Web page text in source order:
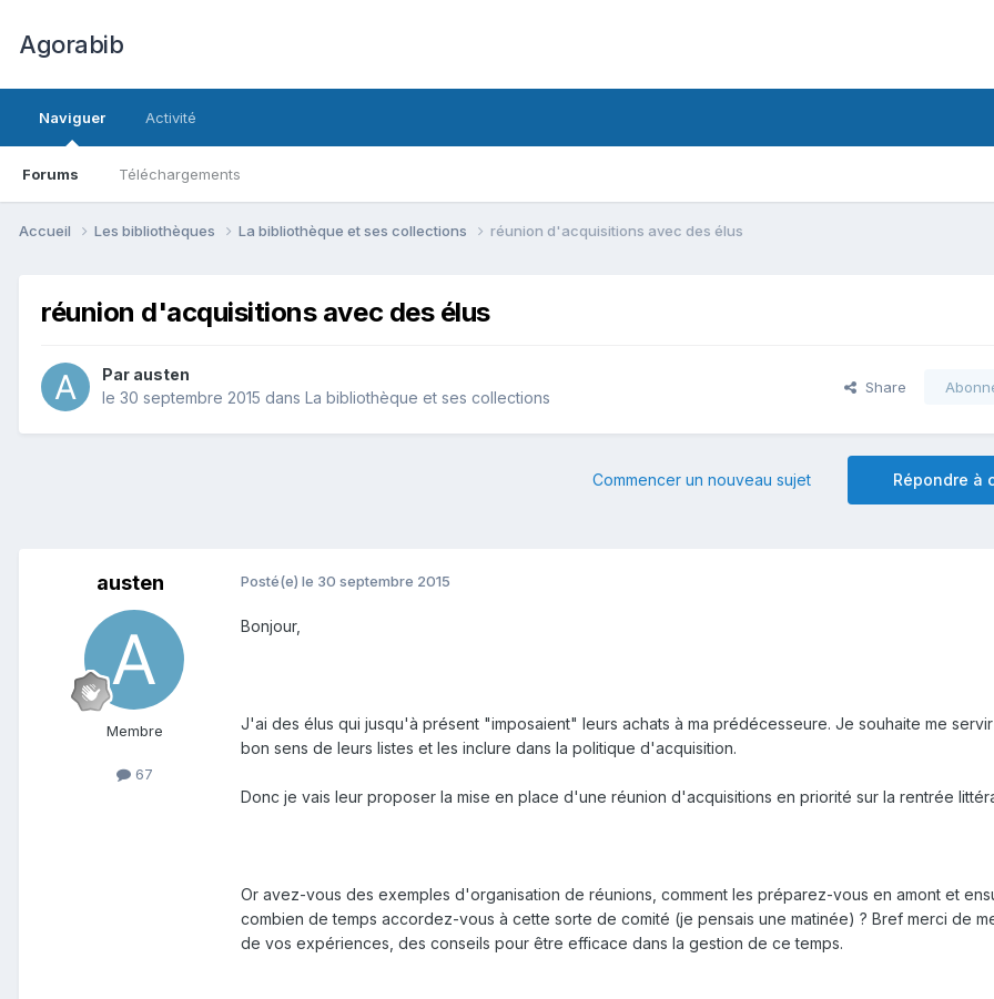
Agorabib
Naviguer
Forums Téléchargements
Activité
Accueil Les bibliothèques La bibliothèque et ses collections réunion d'acquisitions avec des élus
réunion d'acquisitions avec des élus
Par austen
le 30 septembre 2015 dans La bibliothèque et ses collections
Share
Répondre à
Commencer un nouveau sujet
austen
Membre
67
Posté(e) le 30 septembre 2015
Bonjour,
J'ai des élus qui jusqu'à présent "imposaient" leurs achats à ma prédécesseure. Je souhaite me
bon sens de leurs listes et les inclure dans la politique d'acquisition.
Donc je vais leur proposer la mise en place d'une réunion d'acquisitions en priorité sur la rentrée
Or avez-vous des exemples d'organisation de réunions, comment les préparez-vous en amont et
combien de temps accordez-vous à cette sorte de comité (je pensais une matinée) ? Bref merci de
de vos expériences, des conseils pour être efficace dans la gestion de ce temps.